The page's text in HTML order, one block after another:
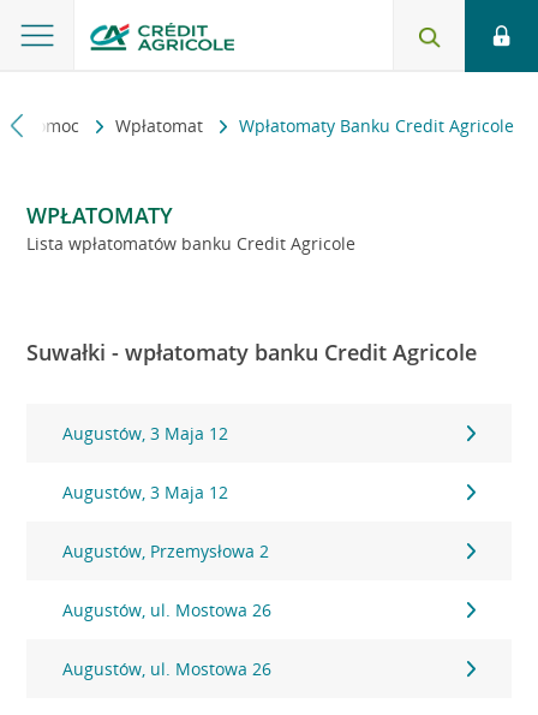
i pomoc Wpłatomat Wpłatomaty Banku Credit Agricole
WPŁATOMATY
Lista wpłatomatów banku Credit Agricole
Suwałki - wpłatomaty banku Credit Agricole
Augustów, 3 Maja 12
Augustów, 3 Maja 12
Augustów, Przemysłowa 2
Augustów, ul. Mostowa 26
Augustów, ul. Mostowa 26